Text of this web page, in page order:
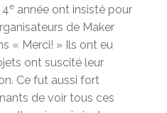
4e année ont insisté pour
de Maker
« Merci! » Ils ont eu
ont suscité leur
Ce fut aussi fort
de voir tous ces